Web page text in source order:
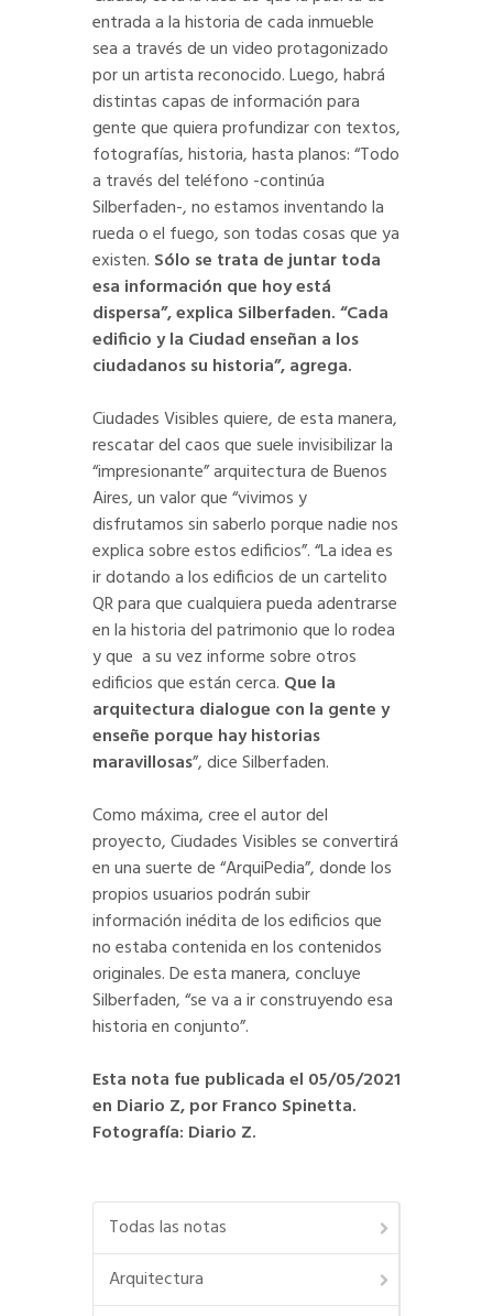
entrada a la historia de cada inmueble
sea a través de un video protagonizado
por un artista reconocido. Luego, habrá
distintas capas de información para
gente que quiera profundizar con textos,
fotografías, historia, hasta planos: “Todo
a través del teléfono -continúa
Silberfaden-, no estamos inventando la
rueda o el fuego, son todas cosas que ya
existen. Sólo se trata de juntar toda
esa información que hoy está
dispersa”, explica Silberfaden. “Cada
edificio y la Ciudad enseñan a los
ciudadanos su historia”, agrega.
Ciudades Visibles quiere, de esta manera,
rescatar del caos que suele invisibilizar la
“impresionante” arquitectura de Buenos
Aires, un valor que “vivimos y
disfrutamos sin saberlo porque nadie nos
explica sobre estos edificios”. “La idea es
ir dotando a los edificios de un cartelito
QR para que cualquiera pueda adentrarse
en la historia del patrimonio que lo rodea
y que a su vez informe sobre otros
edificios que están cerca. Que la
arquitectura dialogue con la gente y
enseñe porque hay historias
maravillosas”, dice Silberfaden.
Como máxima, cree el autor del
proyecto, Ciudades Visibles se convertirá
en una suerte de “ArquiPedia”, donde los
propios usuarios podrán subir
información inédita de los edificios que
no estaba contenida en los contenidos
originales. De esta manera, concluye
Silberfaden, “se va a ir construyendo esa
historia en conjunto”.
Esta nota fue publicada el 05/05/2021
en Diario Z, por Franco Spinetta.
Fotografía: Diario Z.
Todas las notas
Arquitectura